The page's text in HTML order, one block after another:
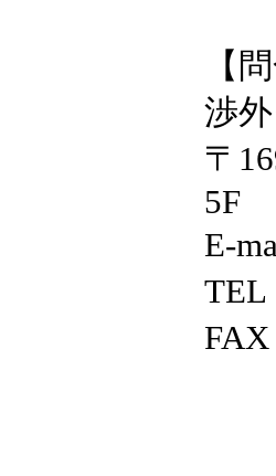
【
渉
〒
5F
E-